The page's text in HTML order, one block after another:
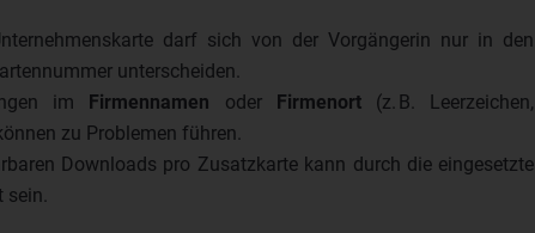
darf sich von der Vorgängerin nur in den
unterscheiden.
im Firmennamen oder Firmenort(z. B. Leerzeichen,
zu Problemen führen.
Downloads pro Zusatzkarte kann durch die eingesetzte